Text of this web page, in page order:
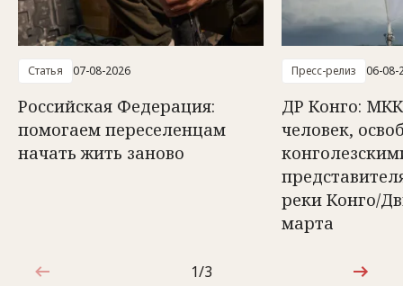
Статья 07-08-2026
Российская Федерация:
помогаем переселенцам
начать жить заново
Пресс-релиз 06-08-
ДР Конго:
человек,
реки Конго/
марта
1 из 3
1/3